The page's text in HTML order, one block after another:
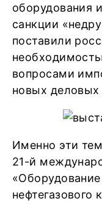
оборудования
санкции
поставили
вопросами
новых деловых
Именно эти
21-й
нефтегазового